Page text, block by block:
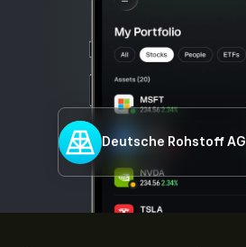
Deutsche Rohstoff AG